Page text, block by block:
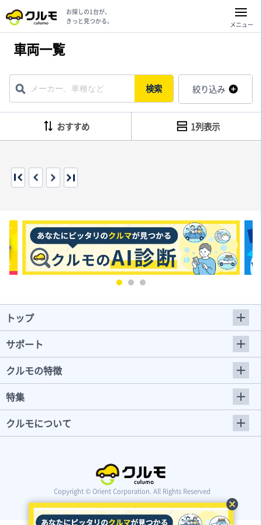
cancel
お探しの1台が、
きっと見つかる。
メニュー
車両一覧
検索 絞り込み
おすすめ 1列表示
トップ
サポート
クルモの特徴
特集
クルモについて
Copyright © Orient Corporation. All Rights Reserved